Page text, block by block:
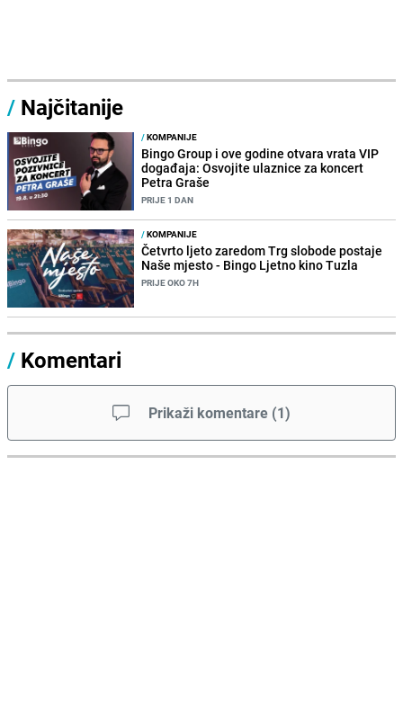
/ Najčitanije
/KOMPANIJE
Bingo Group i ove godine otvara vrata VIP
događaja: Osvojite ulaznice za koncert
Petra Graše
PRIJE 1 DAN
/KOMPANIJE
Četvrto ljeto zaredom Trg slobode postaje
Naše mjesto - Bingo Ljetno kino Tuzla
PRIJE OKO 7H
/ Komentari
Prikaži komentare (1)